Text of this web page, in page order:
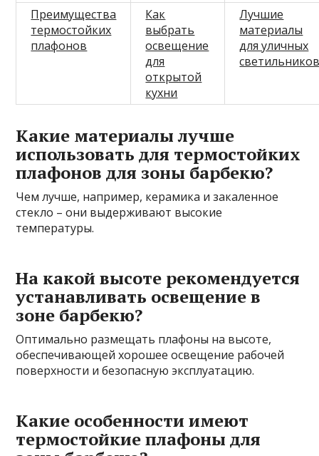
Преимущества
термостойких
плафонов
Как
выбрать
освещение
для
открытой
кухни
Лучшие
материалы
для уличных
Какие материалы лучше
использовать для термостойких
плафонов для зоны барбекю?
Чем лучше, например, керамика и закаленное
стекло – они выдерживают высокие
температуры.
На какой высоте рекомендуется
устанавливать освещение в
зоне барбекю?
Оптимально размещать плафоны на высоте,
обеспечивающей хорошее освещение рабочей
поверхности и безопасную эксплуатацию.
Какие особенности имеют
термостойкие плафоны для